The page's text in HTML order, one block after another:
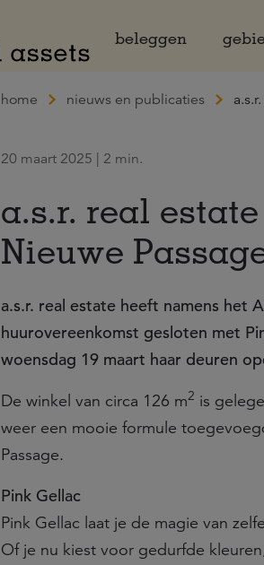
beleggen
home nieuws en publicaties
20 maart 2025 | 2 min.
a.s.r. real
Nieuwe
a.s.r. real estate heeft namens het
huurovereenkomst gesloten met
woensdag 19 maart haar deuren
De winkel van circa 126 m2 is
weer een mooie formule
Passage.
Pink Gellac
Pink Gellac laat je de magie van
Of je nu kiest voor gedurfde